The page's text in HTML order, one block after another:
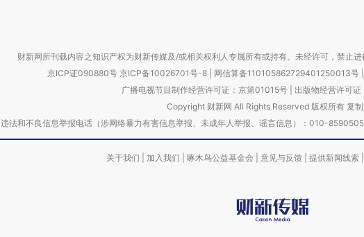
财新网所刊载内容之知识产权为财新传媒及/或相关权利人专属所有或持有。未经许可，禁止进
京ICP证090880号 京ICP备10026701号-8 网信算备110105862729401250013号
广播电视节目制作经营许可证：京第01015号| 出版物经营许可
Copyright 财新网 All Rights Reserved 版权所有 复
违法和不良信息举报电话（涉网络暴力有害信息举报、未成年人举报、谣言信息）：010-
关于我们 加入我们 啄木鸟公益基金会 意见与反馈 提供新闻线索